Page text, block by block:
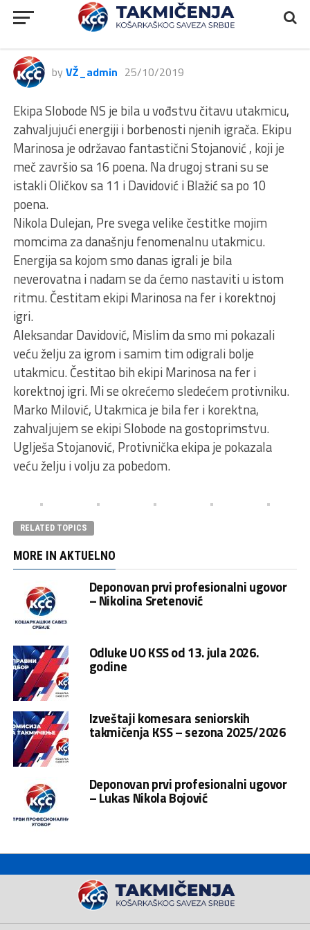
RODA JLS, Sloboda NS – Marinos,
62:50
by VŽ_admin 25/10/2019
Ekipa Slobode NS je bila u vođstvu čitavu utakmicu,
zahvaljujući energiji i borbenosti njenih igrača. Ekipu
Marinosa je održavao fantastični Stojanović , koji je
meč završio sa 16 poena. Na drugoj strani su se
istakli Oličkov sa 11 i Davidović i Blažić sa po 10
poena.
Nikola Dulejan, Pre svega velike čestitke mojim
momcima za današnju fenomenalnu utakmicu.
Energija sa kojom smo danas igrali je bila
neverovatna i nadam se da ćemo nastaviti u istom
ritmu. Čestitam ekipi Marinosa na fer i korektnoj
igri.
Aleksandar Davidović, Mislim da smo mi pokazali
veću želju za igrom i samim tim odigrali bolje
utakmicu. Čestitao bih ekipi Marinosa na fer i
korektnoj igri. Mi se okrećemo sledećem protivniku.
Marko Milović, Utakmica je bila fer i korektna,
zahvaljujem se ekipi Slobode na gostoprimstvu.
Uglješa Stojanović, Protivnička ekipa je pokazala
veću želju i volju za pobedom.
RELATED TOPICS
MORE IN AKTUELNO
Deponovan prvi profesionalni ugovor
– Nikolina Sretenović
Odluke UO KSS od 13. jula 2026.
godine
Izveštaji komesara seniorskih
takmičenja KSS – sezona 2025/2026
Deponovan prvi profesionalni ugovor
– Lukas Nikola Bojović